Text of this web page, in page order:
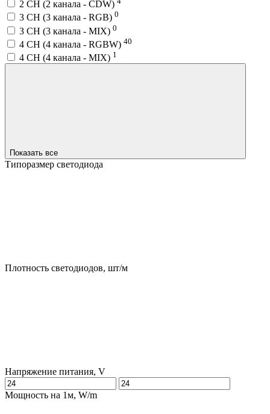
2 CH (2 канала - CDW)
3 CH (3 канала - RGB) 0
3 CH (3 канала - MIX) 0
4 CH (4 канала - RGBW) 40
4 CH (4 канала - MIX) 1
Показать все
Типоразмер светодиода
Плотность светодиодов, шт/м
Напряжение питания, V
Мощность на 1м, W/m